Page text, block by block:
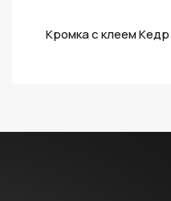
Кромка с клеем